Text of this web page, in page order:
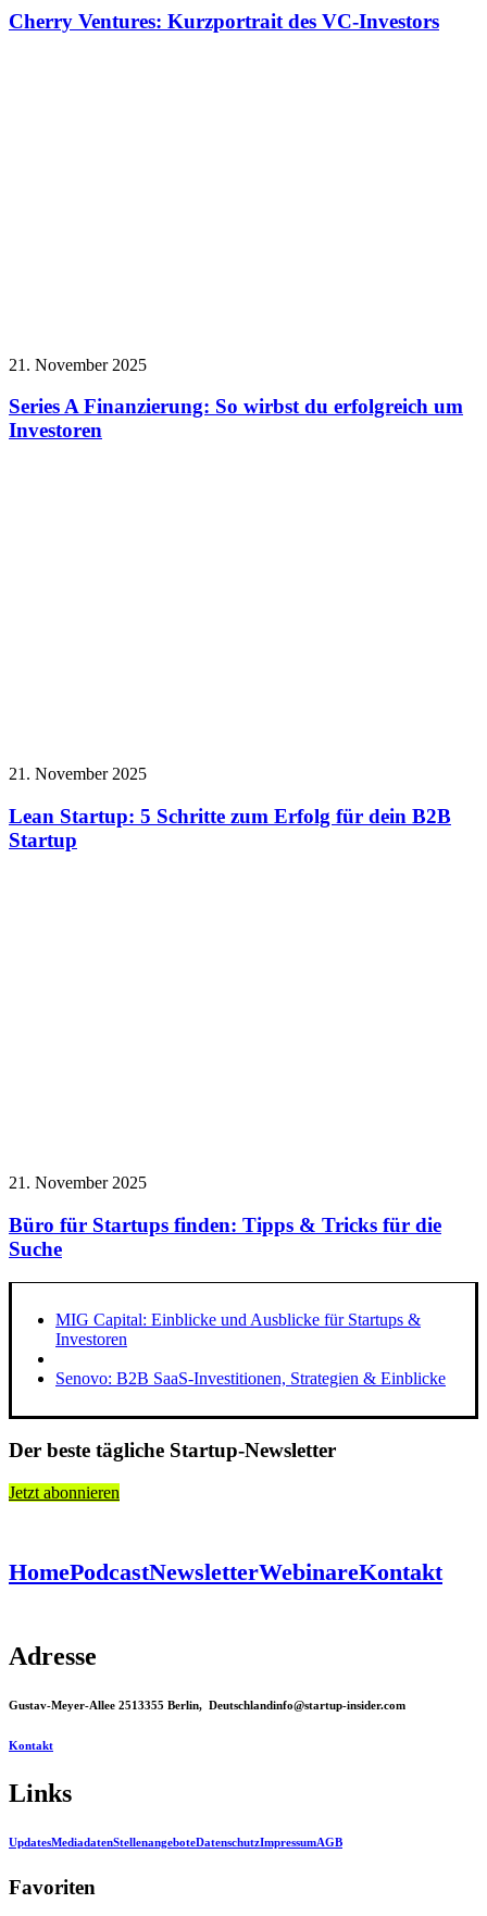
Cherry Ventures: Kurzportrait des VC-Investors
21. November 2025
Series A Finanzierung: So wirbst du erfolgreich um
Investoren
21. November 2025
Lean Startup: 5 Schritte zum Erfolg für dein B2B
Startup
21. November 2025
Büro für Startups finden: Tipps & Tricks für die
Suche
MIG Capital: Einblicke und Ausblicke für Startups &
Investoren
Senovo: B2B SaaS-Investitionen, Strategien & Einblicke
Der beste tägliche Startup-Newsletter
Jetzt abonnieren
HomePodcastNewsletterWebinareKontakt
Adresse
Gustav-Meyer-Allee 2513355 Berlin, Deutschlandinfo@startup-insider.com
Kontakt
Links
UpdatesMediadatenStellenangeboteDatenschutzImpressumAGB
Favoriten